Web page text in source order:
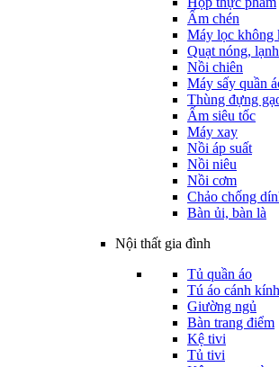
Ấm chén
Máy lọc không
Quạt nóng, lạnh
Nồi chiên
Máy sấy quần
Thùng đựng
Ấm siêu tốc
Máy xay
Nồi áp suất
Nồi niêu
Nồi cơm
Chảo chống
Bàn ủi, bàn là
Nội thất gia đình
Tủ quần áo
Tú áo cánh kính
Giường ngủ
Bàn trang điểm
Kệ tivi
Tủ tivi